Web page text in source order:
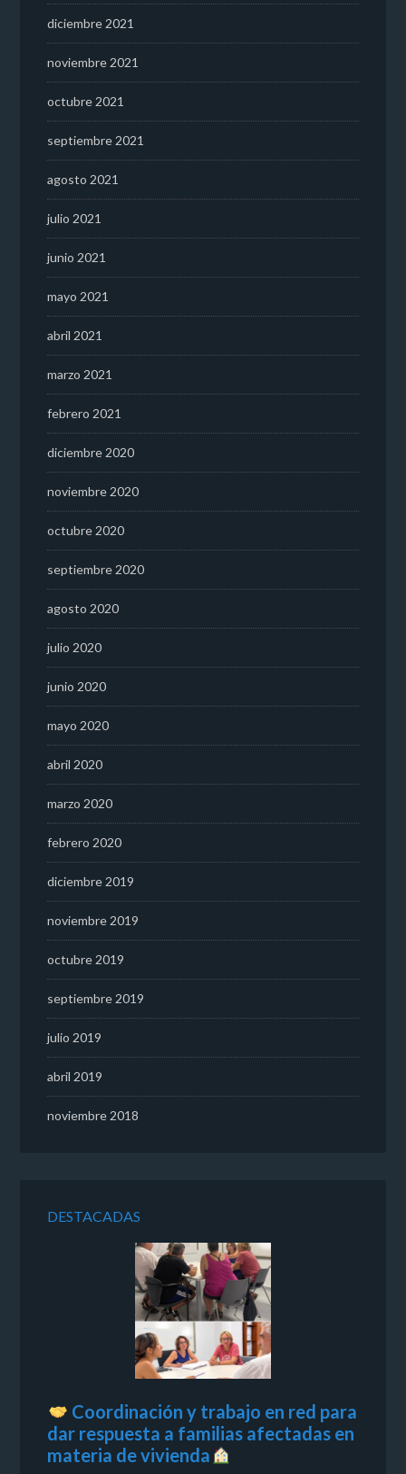
diciembre 2021
noviembre 2021
octubre 2021
septiembre 2021
agosto 2021
julio 2021
junio 2021
mayo 2021
abril 2021
marzo 2021
febrero 2021
diciembre 2020
noviembre 2020
octubre 2020
septiembre 2020
agosto 2020
julio 2020
junio 2020
mayo 2020
abril 2020
marzo 2020
febrero 2020
diciembre 2019
noviembre 2019
octubre 2019
septiembre 2019
julio 2019
abril 2019
noviembre 2018
DESTACADAS
Coordinación y trabajo en red para
dar respuesta a familias afectadas en
materia de vivienda